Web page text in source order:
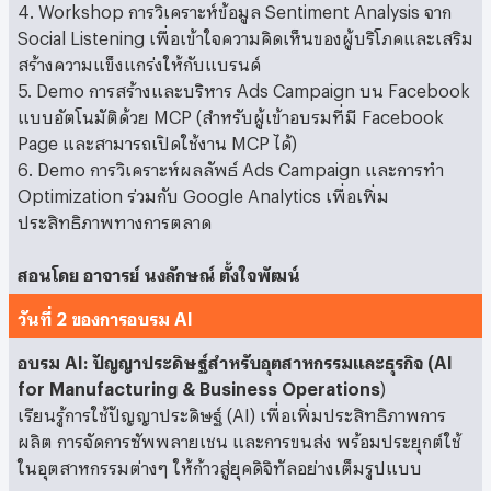
4. Workshop การวิเคราะห์ข้อมูล Sentiment Analysis จาก
Social Listening เพื่อเข้าใจความคิดเห็นของผู้บริโภคและเสริม
สร้างความแข็งแกร่งให้กับแบรนด์
5. Demo การสร้างและบริหาร Ads Campaign บน Facebook
แบบอัตโนมัติด้วย MCP (สำหรับผู้เข้าอบรมที่มี Facebook
Page และสามารถเปิดใช้งาน MCP ได้)
6. Demo การวิเคราะห์ผลลัพธ์ Ads Campaign และการทำ
Optimization ร่วมกับ Google Analytics เพื่อเพิ่ม
ประสิทธิภาพทางการตลาด
สอนโดย อาจารย์ นงลักษณ์ ตั้งใจพัฒน์
วันที่ 2 ของการอบรม AI
อบรม AI: ปัญญาประดิษฐ์สำหรับอุตสาหกรรมและธุรกิจ (AI
for Manufacturing & Business Operations)
เรียนรู้การใช้ปัญญาประดิษฐ์ (AI) เพื่อเพิ่มประสิทธิภาพการ
ผลิต การจัดการซัพพลายเชน และการขนส่ง พร้อมประยุกต์ใช้
ในอุตสาหกรรมต่างๆ ให้ก้าวสู่ยุคดิจิทัลอย่างเต็มรูปแบบ